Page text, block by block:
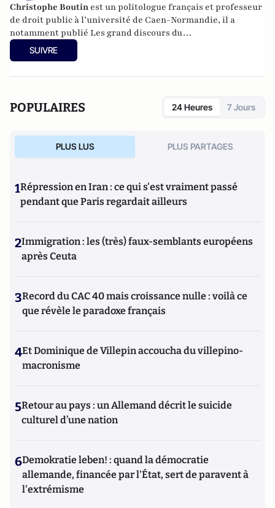
Christophe Boutin est un politologue français et professeur
de droit public à l’université de Caen-Normandie, il a
notamment publié Les grand discours du
XXe siècle(Flammarion 2009) et co-dirigé
du conservatisme
SUIVRE
POPULAIRES 24 Heures 7 Jours
PLUS LUS PLUS PARTAGES
1Répression en Iran : ce qui s'est vraiment passé
pendant que Paris regardait ailleurs
2Immigration : les (très) faux-semblants européens
après Ceuta
3Record du CAC 40 mais croissance nulle : voilà ce
que révèle le paradoxe français
4Et Dominique de Villepin accoucha du villepino-
macronisme
5Retour au pays : un Allemand décrit le suicide
culturel d’une nation
6Demokratie leben! : quand la démocratie
allemande, financée par l'État, sert de paravent à
l'extrémisme